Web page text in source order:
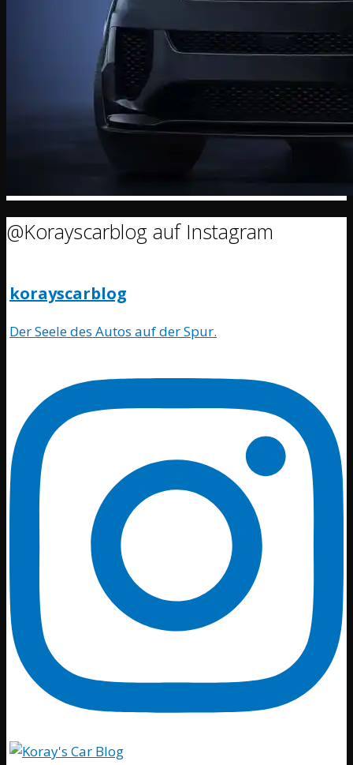
@Korayscarblog auf Instagram
korayscarblog
Der Seele des Autos auf der Spur.